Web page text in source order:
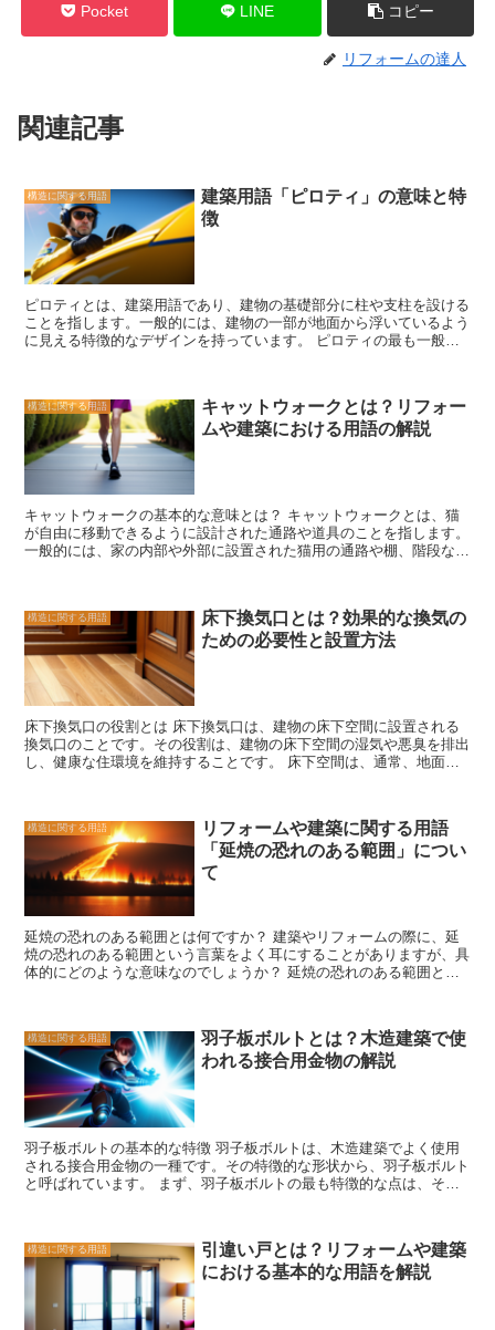
Pocket LINE コピー
リフォームの達人
関連記事
構造に関する用語
建築用語「ピロティ」の意味と特
徴
ピロティとは、建築用語であり、建物の基礎部分に柱や支柱を設ける
ことを指します。一般的には、建物の一部が地面から浮いているよう
に見える特徴的なデザインを持っています。 ピロティの最も一般的
通しや日光の取り込みを促進し、建物の内部を涼しく保つ効果があり
ます。 また、ピロティは建物の耐震性を向上させる役割も果たして
います。地震などの自然災害が発生した場合、ピロティは建物を地面
から分離することで、地震の揺れを吸収し、建物の構造に与える影響
を軽減します。これにより、建物の安全性が向上し、住民の安心感を
提供することができます。 さらに、ピロティは建物の美学的な要素
としても重要です。建物の外観において、ピロティは独特のデザイン
要素となり、建物に個性を与えます。特に、現代建築においては、ピ
ロティを活用した斬新なデザインが注目されています。 ピロティ
だけでなく、住民の快適性と安全性を確保する役割を果たしていま
す。今後も、ピロティを活用した建築物が増えることが期待されま
す。
構造に関する用語
キャットウォークとは？リフォー
ムや建築における用語の解説
キャットウォークの基本的な意味とは？ キャットウォークとは、猫
が自由に移動できるように設計された通路や道具のことを指します。
一般的には、家の内部や外部に設置された猫用の通路や棚、階段など
分の領域を確保するためにも高い場所に登ることがあります。また、
猫は好奇心旺盛な生き物であり、新しい場所を探検することが大好き
です。キャットウォークは、猫がこれらの本能を満たすことができる
ようにするために重要な役割を果たしています。 キャットウォーク
は、猫のためだけでなく、飼い主にとっても多くの利点があります。
まず、猫が高い場所に登ることで、家具や壁を傷つけることが少なく
なります。また、猫が自由に移動できることで、ストレスを軽減し、
健康的な生活を送ることができます。さらに、キャットウォークは、
猫とのコミュニケーションを促進するための素晴らしい手段でもあり
ームや建築の際にも考慮すべき要素です。猫を飼っている家庭では、
猫のためにキャットウォークを設置することで、猫の生活環境を向上
させることができます。また、キャットウォークは、家具や壁を傷つ
けることを防ぐためにも役立ちます。さらに、キャットウォークは、
家のデザインやインテリアにも一石を投じることができます。猫用の
通路や棚を上手に取り入れることで、家全体の雰囲気をアップグレー
り豊かなものにするための重要な要素です。猫のためにキャットウォ
ークを設置することで、猫が自由に移動できる環境を提供し、猫の健
康と幸福を促進することができます。また、キャットウォークは、飼
慮することをおすすめします。
構造に関する用語
床下換気口とは？効果的な換気の
ための必要性と設置方法
床下換気口の役割とは 床下換気口は、建物の床下空間に設置される
換気口のことです。その役割は、建物の床下空間の湿気や悪臭を排出
し、健康な住環境を維持することです。 床下空間は、通常、地面と
気を排出する役割を果たします。 さらに、床下空間は通気性が悪
く、悪臭がこもりやすい環境です。特に、下水道や排水管の近くに位
置する場合は、悪臭の発生がより顕著です。床下換気口は、この悪臭
を外部に排出することで、建物内の空気の質を改善します。 床下換
気口の設置方法は、建物の構造や床下空間の状況によって異なります
が、一般的には床下の壁や床に穴を開け、換気口を設置します。換気
口には、風の通り道を確保するための網やフィルターが付いているこ
とがあります。 床下換気口の設置によって、床下空間の湿気や悪臭
を効果的に排出することができます。これにより、建物内の空気の質
め、床下換気口の設置は建物の耐久性を向上させることにもつながり
ます。 床下換気口は、建物の健康と耐久性を保つために欠かせない
要素です。適切な設置と定期的なメンテナンスを行うことで、快適な
住環境を実現することができます。
構造に関する用語
リフォームや建築に関する用語
「延焼の恐れのある範囲」につい
て
延焼の恐れのある範囲とは何ですか？ 建築やリフォームの際に、延
焼の恐れのある範囲という言葉をよく耳にすることがありますが、具
体的にどのような意味なのでしょうか？ 延焼の恐れのある範囲と
囲の建物や構造物にも燃え広がる可能性があります。そのため、建築
基準法や消防法などで、延焼の恐れのある範囲についての規定が定め
られています。 具体的には、建物の隣接する壁や窓、屋根などが延
焼の恐れのある範囲に含まれます。また、建物同士の距離や高さの関
係も考慮されます。例えば、建物同士の距離が近い場合や、高層建築
物が周囲の低層建築物に隣接している場合は、延焼の恐れが高まると
されています。 延焼の恐れのある範囲を考慮することは、火災の拡
大を防ぐために非常に重要です。建築やリフォームの際には、建築基
準法や消防法の規定に従い、延焼の恐れのある範囲を適切に設計・施
工する必要があります。また、火災保険の適用範囲も延焼の恐れのあ
をおすすめします。適切な設計や施工によって、火災の拡大を最小限
に抑えることができます。安全な建物づくりのために、延焼の恐れの
ある範囲についてしっかりと理解し、適切な対策を行いましょう。
構造に関する用語
羽子板ボルトとは？木造建築で使
われる接合用金物の解説
羽子板ボルトの基本的な特徴 羽子板ボルトは、木造建築でよく使用
される接合用金物の一種です。その特徴的な形状から、羽子板ボルト
と呼ばれています。 まず、羽子板ボルトの最も特徴的な点は、その
久性にも優れています。 さらに、羽子板ボルトは取り付けが比較的
簡単です。木材に穴を開け、その穴に羽子板ボルトを差し込むだけで
接合が完了します。この簡単な取り付け方法により、施工の効率が向
上し、時間と労力を節約することができます。 また、羽子板ボルト
は強力な接合力を持っています。その特殊な形状により、木材との接
構造に関する用語
引違い戸とは？リフォームや建築
における基本的な用語を解説